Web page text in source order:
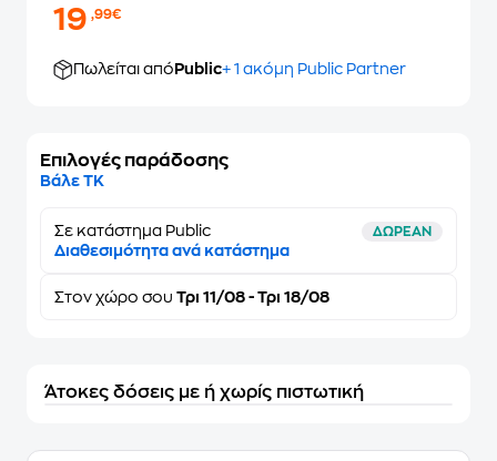
19,99€
Πωλείται από Public+ 1 ακόμη Public Partner
Επιλογές παράδοσης
Βάλε ΤΚ
Σε κατάστημα Public ΔΩΡΕΑΝ
Διαθεσιμότητα ανά κατάστημα
Στον χώρο σου Τρι 11/08 - Τρι 18/08
Άτοκες δόσεις με ή χωρίς πιστωτική